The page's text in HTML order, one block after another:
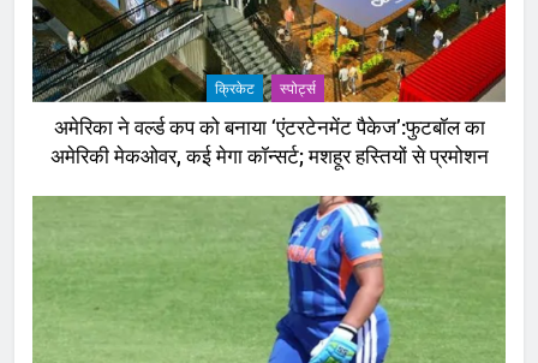
क्रिकेट ‎स्पोर्ट्स
अमेरिका ने वर्ल्ड कप को बनाया ‘एंटरटेनमेंट पैकेज’:फुटबॉल का
अमेरिकी मेकओवर, कई मेगा कॉन्सर्ट; मशहूर हस्तियों से प्रमोशन